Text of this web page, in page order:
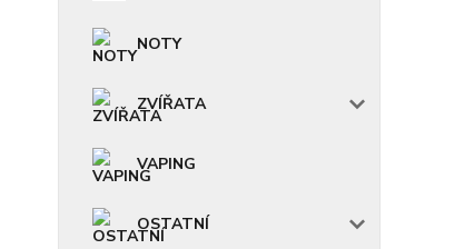
NOTY
ZVÍŘATA
VAPING
OSTATNÍ